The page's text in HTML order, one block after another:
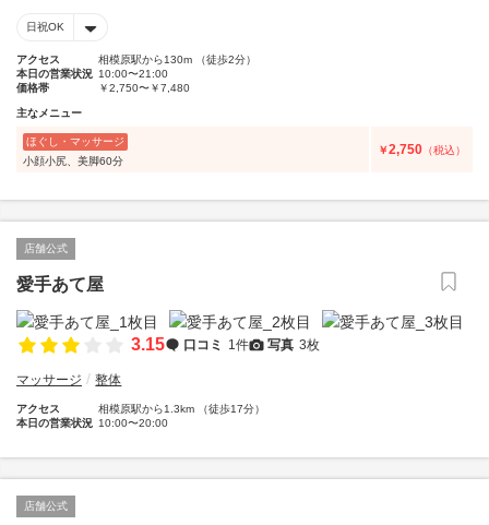
日祝OK
アクセス
相模原駅から130m （徒歩2分）
本日の営業状況 10:00〜21:00
価格帯
￥2,750〜￥7,480
主なメニュー
ほぐし・マッサージ
小顔小尻、美脚60分
￥2,750 （税込）
店舗公式
愛手あて屋
3.15 口コミ 1件 写真 3枚
マッサージ 整体
アクセス
相模原駅から1.3km （徒歩17分）
本日の営業状況 10:00〜20:00
店舗公式